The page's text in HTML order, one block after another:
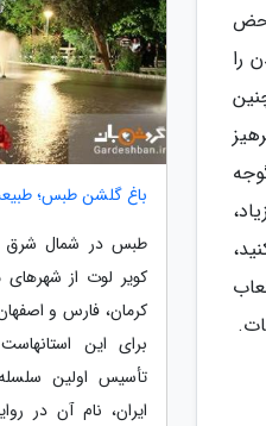
را
باغ گلشن طبس؛
طبس در شمال شرق
کویر لوت از شهرهای
کرمان، فارس و
برای این
تأسیس اولین
ایران، نام آن در